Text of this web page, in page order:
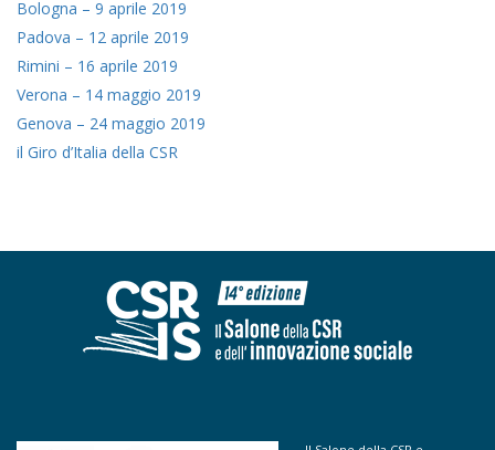
Bologna – 9 aprile 2019
Padova – 12 aprile 2019
Rimini – 16 aprile 2019
Verona – 14 maggio 2019
Genova – 24 maggio 2019
il Giro d’Italia della CSR